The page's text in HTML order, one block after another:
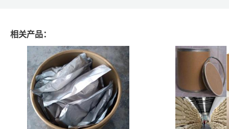
相关产品：